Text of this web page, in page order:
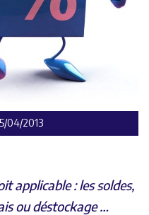
04/2013
applicable : les soldes,
ou déstockage …